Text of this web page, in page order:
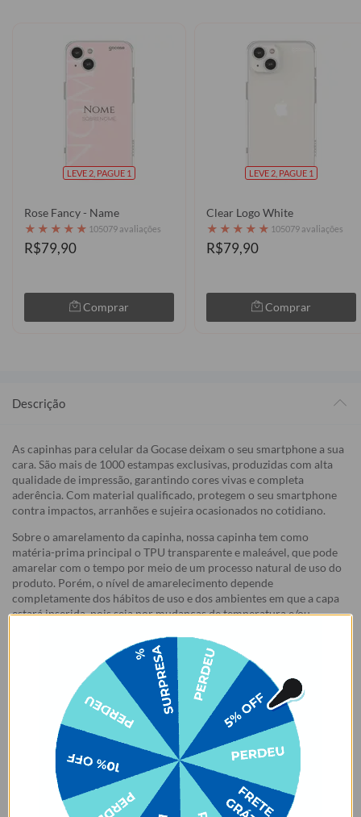
LEVE 2, PAGUE 1
Rose Fancy - Name
★ ★ ★ ★ ★ 105079 avaliações
R$79,90
Comprar
LEVE 2, PAGUE 1
Clear Logo White
★ ★ ★ ★ ★ 105079 avaliações
R$79,90
Comprar
Descrição
As capinhas para celular da Gocase deixam o seu smartphone a sua
cara. São mais de 1000 estampas exclusivas, produzidas com alta
qualidade de impressão, garantindo cores vivas e completa
aderência. Com material qualificado, protegem o seu smartphone
contra impactos, arranhões e sujeira ocasionados no cotidiano.
Sobre o amarelamento da capinha, nossa capinha tem como
matéria-prima principal o TPU transparente e maleável, que pode
amarelar com o tempo por meio de um processo natural de uso do
produto. Porém, o nível de amarelecimento depende
completamente dos hábitos de uso e dos ambientes em que a capa
estará inserida, pois seja por mudanças de temperatura e/ou
produto pode vir a acontecer.
Arrependimento
- Os nossos produtos personalizados (
estampados ou
customizados com nome/foto
) são feitos especialmente para você,
de acordo com a opção escolhida no momento da compra.
- Isso significa que a produção só começa após a confirmação do
pedido, e o item é criado exclusivamente com a estampa
selecionada,
mesmo quando não há customização com nome
- Por isso, é super importante conferir com atenção todos os